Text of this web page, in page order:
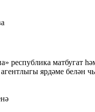
республика матбугат
ярдәме белән